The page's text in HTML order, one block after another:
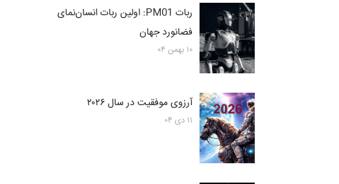
ربات PM01: اولین ربات انسان‌نمای
فضانورد جهان
۱۰ بهمن ۰۴
آرزوی موفقیت در سال ۲۰۲۶
۱۱ دی ۰۴